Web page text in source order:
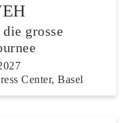
grosse
Center, Basel